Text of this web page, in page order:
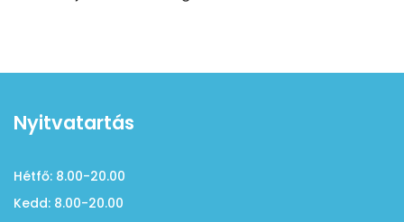
Nyitvatartás
Hétfő: 8.00-20.00
Kedd: 8.00-20.00